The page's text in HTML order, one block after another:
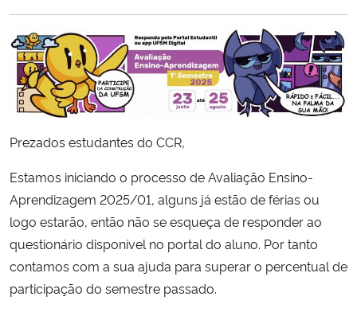
Ministério da Saúde
Ministério de Minas e Energia
Ministério da Ciência, Tecnologia, Inovações e Comunicações
Ministério do Turismo
Ministério do Desenvolvimento Regional
Controladoria-Geral da União
Prezados estudantes do CCR,
Estamos iniciando o processo de Avaliação Ensino-
Aprendizagem 2025/01, alguns já estão de férias ou
logo estarão, então não se esqueça de responder ao
questionário disponível no portal do aluno. Por tanto
contamos com a sua ajuda para superar o percentual de
participação do semestre passado.